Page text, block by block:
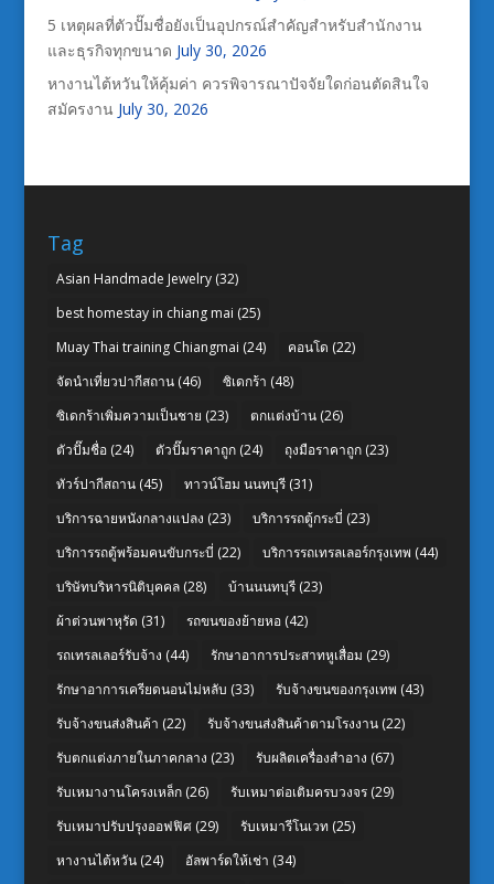
5 เหตุผลที่ตัวปั๊มชื่อยังเป็นอุปกรณ์สำคัญสำหรับสำนักงาน
และธุรกิจทุกขนาด July 30, 2026
หางานไต้หวันให้คุ้มค่า ควรพิจารณาปัจจัยใดก่อนตัดสินใจ
สมัครงาน July 30, 2026
Tag
Asian Handmade Jewelry(32)
best homestay in chiang mai (25)
Muay Thai training Chiangmai (24) คอนโด (22)
จัดนำเที่ยวปากีสถาน(46) ซิเดกร้า (48)
ซิเดกร้าเพิ่มความเป็นชาย (23) ตกแต่งบ้าน(26)
ตัวปั๊มชื่อ(24) ตัวปั๊มราคาถูก(24) ถุงมือราคาถูก(23)
ทัวร์ปากีสถาน(45) ทาวน์โฮม นนทบุรี(31)
บริการฉายหนังกลางแปลง (23) บริการรถตู้กระบี่ (23)
บริการรถตู้พร้อมคนขับกระบี่ (22) บริการรถเทรลเลอร์กรุงเทพ (44)
บริษัทบริหารนิติบุคคล(28) บ้านนนทบุรี(23)
ผ้าต่วนพาหุรัด (31) รถขนของย้ายหอ(42)
รถเทรลเลอร์รับจ้าง (44) รักษาอาการประสาทหูเสื่อม (29)
รักษาอาการเครียดนอนไม่หลับ (33) รับจ้างขนของกรุงเทพ (43)
รับจ้างขนส่งสินค้า (22) รับจ้างขนส่งสินค้าตามโรงงาน(22)
รับตกแต่งภายในภาคกลาง (23) รับผลิตเครื่องสำอาง (67)
รับเหมางานโครงเหล็ก(26) รับเหมาต่อเติมครบวงจร(29)
รับเหมาปรับปรุงออฟฟิศ(29) รับเหมารีโนเวท (25)
หางานไต้หวัน(24) อัลพาร์ดให้เช่า (34)